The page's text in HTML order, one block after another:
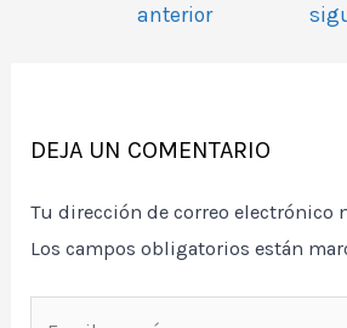
anterior
DEJA UN COMENTARIO
Tu dirección de correo electrónico
Los campos obligatorios están